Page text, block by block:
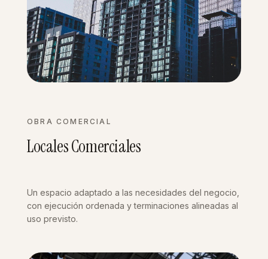
OBRA COMERCIAL
Locales Comerciales
Un espacio adaptado a las necesidades del negocio,
con ejecución ordenada y terminaciones alineadas al
uso previsto.